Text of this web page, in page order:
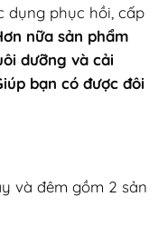
dụng phục hồi, cấp
nữa sản phẩm
dưỡng và cải
bạn có được đôi
và đêm gồm 2 sản